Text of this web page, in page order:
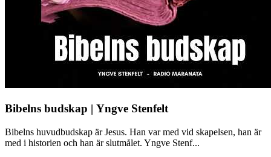
Bibelns budskap | Yngve Stenfelt
Bibelns huvudbudskap är Jesus. Han var med vid skapelsen, han är
med i historien och han är slutmålet. Yngve Stenf...